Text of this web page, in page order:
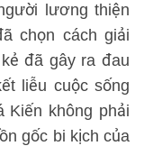
lương thiện
chọn cách giải
đã gây ra đau
liễu cuộc sống
Kiến không phải
gốc bi kịch của